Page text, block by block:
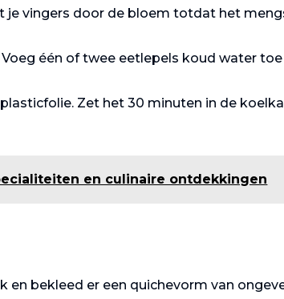
je vingers door de bloem totdat het
één of twee eetlepels koud water toe
Zet het 30 minuten in de
en culinaire ontdekkingen
bekleed er een quichevorm van
Varkenshaasje
met
saus